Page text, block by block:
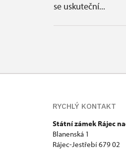
se uskuteční...
RYCHLÝ KONTAKT
Státní zámek Rájec
Blanenská 1
Rájec-Jestřebí 679 02